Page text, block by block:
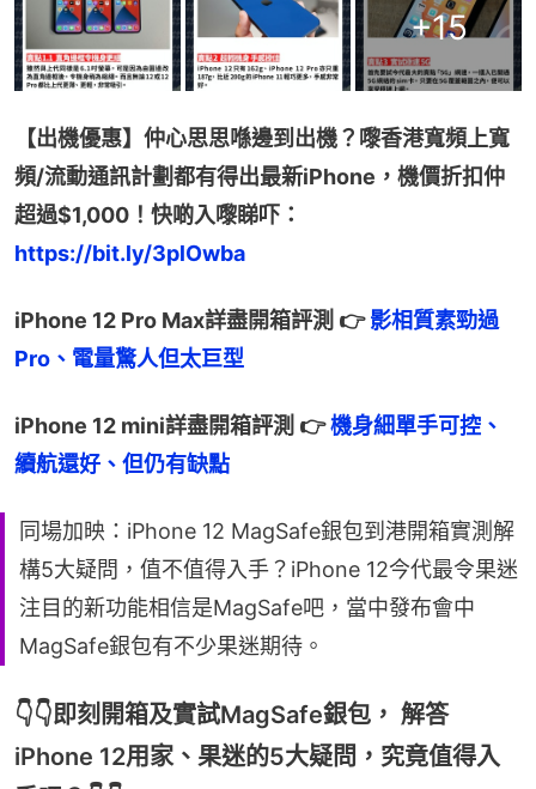
+15
【出機優惠】仲心思思喺邊到出機？嚟香港寬頻上寬
頻/流動通訊計劃都有得出最新iPhone，機價折扣仲
超過$1,000！快啲入嚟睇吓：
https://bit.ly/3plOwba
iPhone 12 Pro Max詳盡開箱評測 👉 影相質素勁過
Pro、電量驚人但太巨型
iPhone 12 mini詳盡開箱評測 👉 機身細單手可控、
續航還好、但仍有缺點
同場加映：iPhone 12 MagSafe銀包到港開箱實測解
構5大疑問，值不值得入手？iPhone 12今代最令果迷
注目的新功能相信是MagSafe吧，當中發布會中
MagSafe銀包有不少果迷期待。
👇👇即刻開箱及實試MagSafe銀包， 解答
iPhone 12用家、果迷的5大疑問，究竟值得入